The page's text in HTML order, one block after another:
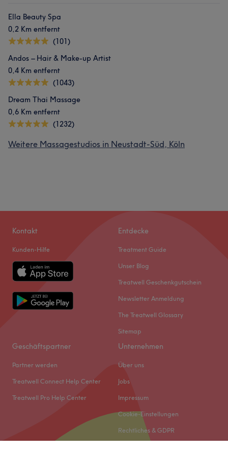
Ella Beauty Spa
0,2 Km entfernt
(101)
Andos – Hair & Make-up Artist
0,4 Km entfernt
(1043)
Dream Thai Massage
0,6 Km entfernt
(1232)
Weitere Massagestudios in Neustadt-Süd, Köln
Kontakt
Kunden-Hilfe
Entdecke
Treatment Guide
Unser Blog
Treatwell Geschenkgutschein
Newsletter Anmeldung
The Treatwell Glossary
Sitemap
Geschäftspartner
Partner werden
Treatwell Connect Help Center
Treatwell Pro Help Center
Unternehmen
Über uns
Jobs
Impressum
Cookie-Einstellungen
Rechtliches & GDPR